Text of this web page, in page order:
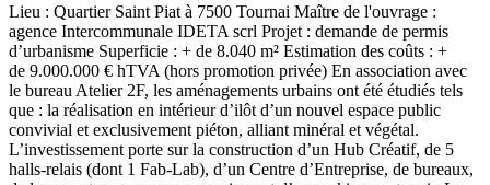
Lieu : Quartier Saint Piat à 7500 Tournai Maître de l'ouvrage :
agence Intercommunale IDETA scrl Projet : demande de permis
d’urbanisme Superficie : + de 8.040 m² Estimation des coûts : +
de 9.000.000 € hTVA (hors promotion privée) En association avec
le bureau Atelier 2F, les aménagements urbains ont été étudiés tels
que : la réalisation en intérieur d’ilôt d’un nouvel espace public
convivial et exclusivement piéton, alliant minéral et végétal.
L’investissement porte sur la construction d’un Hub Créatif, de 5
halls-relais (dont 1 Fab-Lab), d’un Centre d’Entreprise, de bureaux,